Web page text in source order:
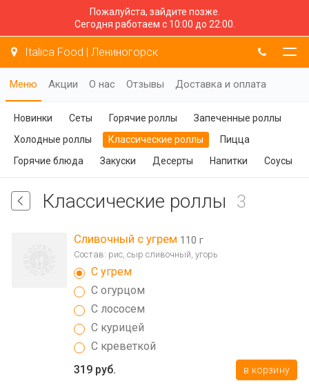
Пожалуйста, зайдите позже.
Сегодня работаем с 10:00 до 22:00.
Italica Food | Лениногорск
Меню Акции О нас Отзывы Доставка и оплата
Новинки Сеты Горячие роллы
Запеченные роллы
Холодные роллы
Классические роллы
Пицца
Горячие блюда
Закуски Десерты Напитки Соусы
Классические роллы 3
Сливочный с угрем 110 г
Состав: рис, сыр сливочный, угорь
С угрем
С огурцом
С лососем
С курицей
С креветкой
319 руб.
в корзину